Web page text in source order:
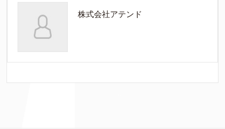
株式会社アテンド